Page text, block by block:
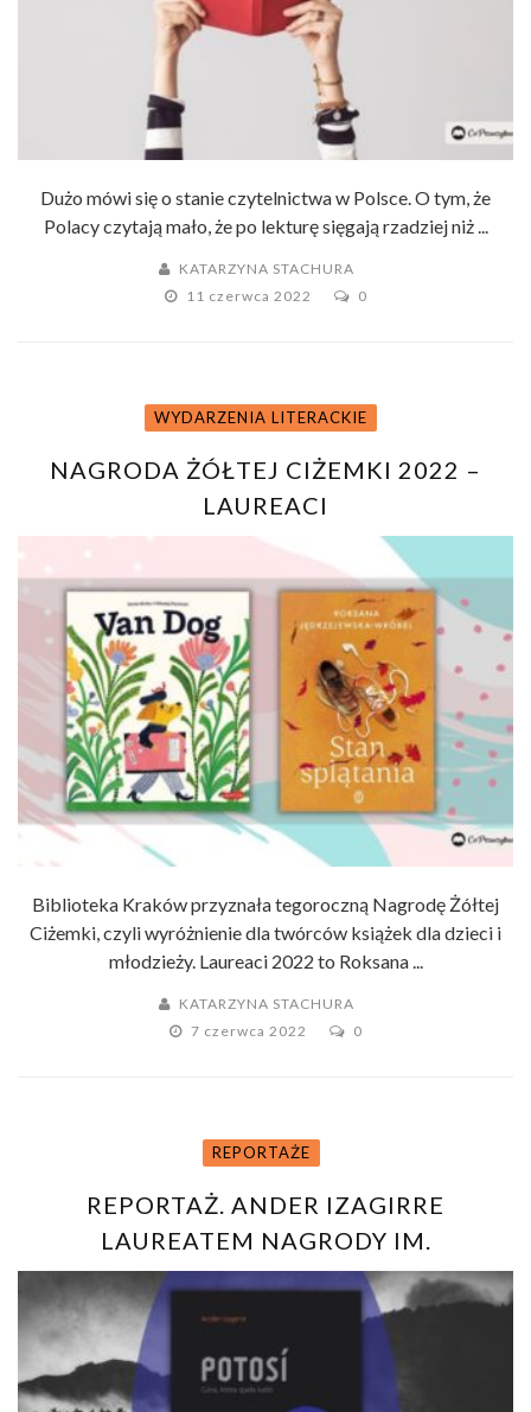
Dużo mówi się o stanie czytelnictwa w Polsce. O tym, że
Polacy czytają mało, że po lekturę sięgają rzadziej niż ...
KATARZYNA STACHURA
11 czerwca 2022
0
WYDARZENIA LITERACKIE
NAGRODA ŻÓŁTEJ CIŻEMKI 2022 –
LAUREACI
Biblioteka Kraków przyznała tegoroczną Nagrodę Żółtej
Ciżemki, czyli wyróżnienie dla twórców książek dla dzieci i
młodzieży. Laureaci 2022 to Roksana ...
KATARZYNA STACHURA
7 czerwca 2022
0
REPORTAŻE
REPORTAŻ. ANDER IZAGIRRE
LAUREATEM NAGRODY IM.
KAPUŚCIŃSKIEGO 2022